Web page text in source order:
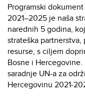
Programski
2021–2025 je naša
narednih 5 godina,
strateška
resurse, s ciljem
Bosne i Hercegovine.
saradnje UN-a za
Hercegovinu 2021-